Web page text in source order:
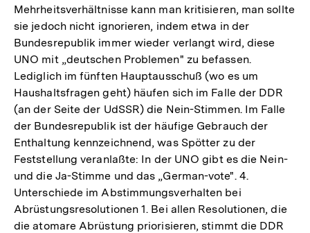
Mehrheitsverhältnisse kann man kritisieren, man sollte
sie jedoch nicht ignorieren, indem etwa in der
Bundesrepublik immer wieder verlangt wird, diese
UNO mit „deutschen Problemen" zu befassen.
Lediglich im fünften Hauptausschuß (wo es um
Haushaltsfragen geht) häufen sich im Falle der DDR
(an der Seite der UdSSR) die Nein-Stimmen. Im Falle
der Bundesrepublik ist der häufige Gebrauch der
Enthaltung kennzeichnend, was Spötter zu der
Feststellung veranlaßte: In der UNO gibt es die Nein-
und die Ja-Stimme und das „German-vote". 4.
Unterschiede im Abstimmungsverhalten bei
Abrüstungsresolutionen 1. Bei allen Resolutionen, die
die atomare Abrüstung priorisieren, stimmt die DDR